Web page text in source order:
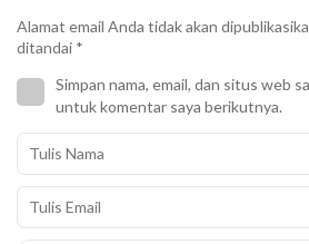
Alamat email Anda tidak akan
ditandai *
Simpan nama, email, dan situs web
untuk komentar saya berikutnya.